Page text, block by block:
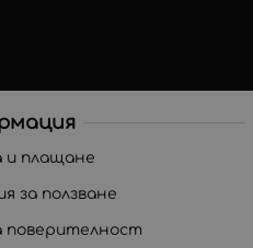
и плащане
за ползване
поверителност